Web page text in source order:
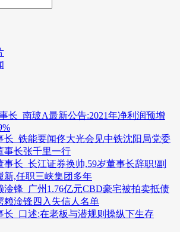
长_南玻A最新公告:2021年净利润预增
长_铁能要闻佟大光会见中铁沈阳局党委
事长张千里一行
事长_长江证券换帅,59岁董事长辞职!副
新,任职三峡集团多年
淦锋_广州1.76亿元CBD豪宅被拍卖抵债
赖淦锋四入失信人名单
长_口述:在老板与潜规则操纵下生存